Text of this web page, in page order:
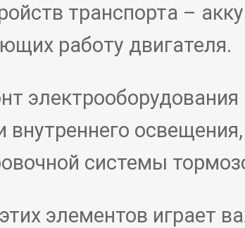
транспорта –
работу двигателя.
внутреннего
системы
элементов играет